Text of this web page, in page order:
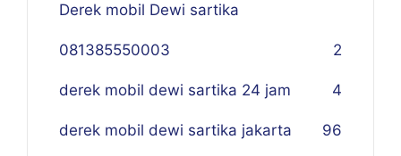
Derek mobil Dewi sartika
081385550003 2
derek mobil dewi sartika 24 jam 4
derek mobil dewi sartika jakarta 96